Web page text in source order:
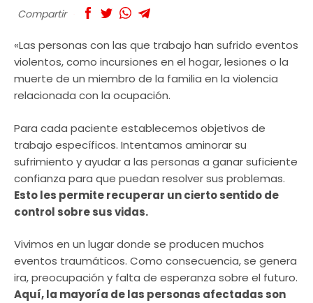
Compartir
«Las personas con las que trabajo han sufrido eventos
violentos, como incursiones en el hogar, lesiones o la
muerte de un miembro de la familia en la violencia
relacionada con la ocupación.
Para cada paciente establecemos objetivos de
trabajo específicos. Intentamos aminorar su
sufrimiento y ayudar a las personas a ganar suficiente
confianza para que puedan resolver sus problemas.
Esto les permite recuperar un cierto sentido de
control sobre sus vidas.
Vivimos en un lugar donde se producen muchos
eventos traumáticos. Como consecuencia, se genera
ira, preocupación y falta de esperanza sobre el futuro.
Aquí, la mayoría de las personas afectadas son